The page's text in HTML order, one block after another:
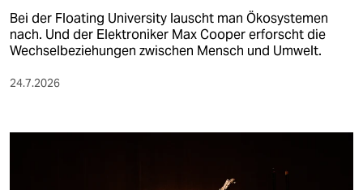
Bei der Floating University lauscht man Ökosystemen
nach. Und der Elektroniker Max Cooper erforscht die
Wechselbeziehungen zwischen Mensch und Umwelt.
24.7.2026